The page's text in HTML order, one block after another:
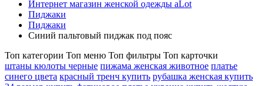
Интернет магазин женской одежды aLot
Пиджаки
Пиджаки
Синий пальтовый пиджак под пояс
Топ категории Топ меню Топ фильтры Топ карточки
штаны кюлоты черные пижама женская животное платье
синего цвета красный тренч купить рубашка женская купить